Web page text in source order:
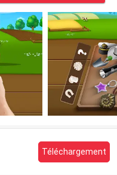
Téléchargement